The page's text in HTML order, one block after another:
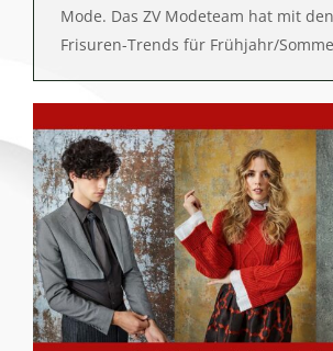
Mode. Das ZV Modeteam hat mit
Frisuren-Trends für Frühjahr/